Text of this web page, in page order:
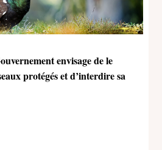
envisage de le
protégés et d’interdire sa